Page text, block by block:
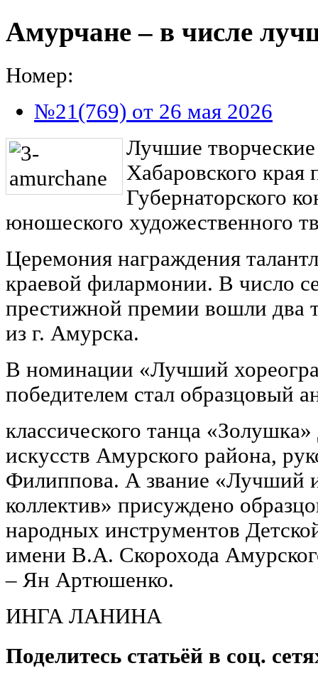
Амурчане – в числе
Номер:
№21(769) от 26 мая 2026
Лучшие
Хабаровского
Губернаторского
юношеского художественного
Церемония награждения
краевой филармонии. В число
престижной премии вошли два
из г. Амурска.
В номинации «Лучший
победителем стал образцовый
классического танца
искусств Амурского района,
Филиппова. А звание «Лучший
коллектив» присуждено
народных инструментов
имени В.А. Скорохода
– Ян Артюшенко.
ИНГА ЛАНИНА
Поделитесь статьёй в соц.